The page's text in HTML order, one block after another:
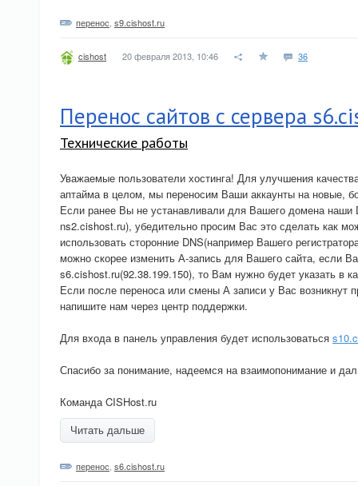
перенос s9.cishost.ru
cishost 20 февраля 2013, 10:46 36
Перенос сайтов с сервера
Технические работы
Уважаемые пользователи хостинга! Для улучшения
аптайма в целом, мы переносим Ваши аккаунты на новые,
Если ранее Вы не устанавливали для Вашего домена наши
ns2.cishost.ru), убедительно просим Вас это сделать как
использовать сторонние DNS(например Вашего
можно скорее изменить А-запись для Вашего сайта, если
s6.cishost.ru(92.38.199.150), то Вам нужно будет указать в
Если после переноса или смены А записи у Вас возникнут
напишите нам через центр поддержки.
Для входа в панель управления будет использоваться
Спасибо за понимание, надеемся на взаимопонимание и
Команда CISHost.ru
Читать дальше
перенос s6.cishost.ru